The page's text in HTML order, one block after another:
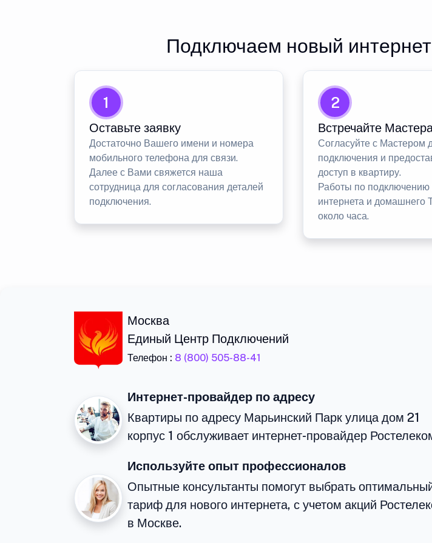
Подключаем новый
1
Оставьте заявку
Достаточно Вашего имени и номера
мобильного телефона для связи.
Далее с Вами свяжется наша
сотрудница для согласования деталей
подключения.
2
Встречайте
Согласуйте с Мастером
подключения и
доступ в квартиру.
Работы по подключению
интернета и домашнего
около часа.
Москва
Единый Центр Подключений
Телефон : 8 (800) 505-88-41
Интернет-провайдер по адресу
Квартиры по адресу Марьинский Парк улица дом 21
корпус 1 обслуживает интернет-провайдер
Используйте опыт профессионалов
Опытные консультанты помогут выбрать
тариф для нового интернета, с учетом акций
в Москве.